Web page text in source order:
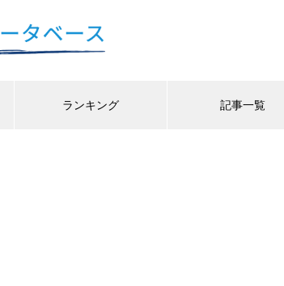
ランキング 記事一覧